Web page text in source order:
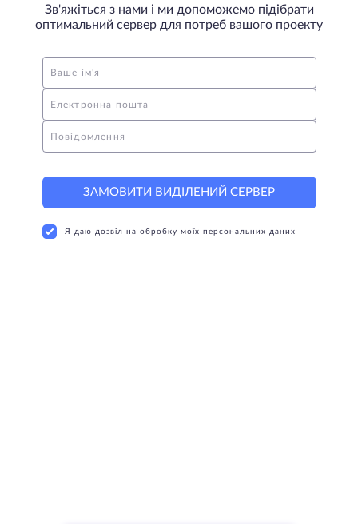
Зв'яжіться з нами і ми допоможемо підібрати
оптимальний сервер для потреб вашого проекту
Ваше ім'я
Електронна пошта
Повідомлення
ЗАМОВИТИ ВИДІЛЕНИЙ СЕРВЕР
Я даю дозвіл на обробку моїх персональних даних